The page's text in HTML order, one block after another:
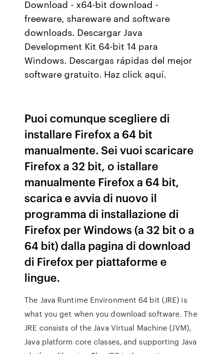
Download - x64-bit download -
freeware, shareware and software
downloads. Descargar Java
Development Kit 64-bit 14 para
Windows. Descargas rápidas del mejor
software gratuito. Haz click aquí.
Puoi comunque scegliere di
installare Firefox a 64 bit
manualmente. Sei vuoi scaricare
Firefox a 32 bit, o istallare
manualmente Firefox a 64 bit,
scarica e avvia di nuovo il
programma di installazione di
Firefox per Windows (a 32 bit o a
64 bit) dalla pagina di download
di Firefox per piattaforme e
lingue.
The Java Runtime Environment 64 bit (JRE) is
what you get when you download software. The
JRE consists of the Java Virtual Machine (JVM),
Java platform core classes, and supporting Java